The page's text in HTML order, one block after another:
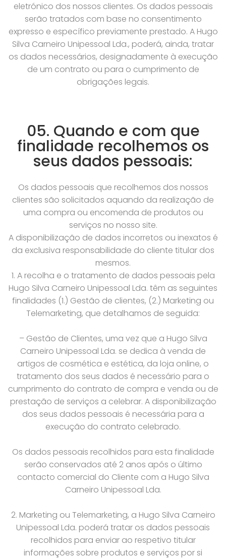
eletrónico dos nossos clientes. Os dados pessoais
serão tratados com base no consentimento
expresso e específico previamente prestado. A Hugo
Silva Carneiro Unipessoal Lda., poderá, ainda, tratar
os dados necessários, designadamente à execução
de um contrato ou para o cumprimento de
obrigações legais.
05. Quando e com que
finalidade recolhemos os
seus dados pessoais:
Os dados pessoais que recolhemos dos nossos
clientes são solicitados aquando da realização de
uma compra ou encomenda de produtos ou
serviços no nosso site.
A disponibilização de dados incorretos ou inexatos é
da exclusiva responsabilidade do cliente titular dos
mesmos.
1. A recolha e o tratamento de dados pessoais pela
Hugo Silva Carneiro Unipessoal Lda. têm as seguintes
finalidades (1.) Gestão de clientes, (2.) Marketing ou
Telemarketing, que detalhamos de seguida:
– Gestão de Clientes, uma vez que a Hugo Silva
Carneiro Unipessoal Lda. se dedica à venda de
artigos de cosmética e estética, da loja online, o
tratamento dos seus dados é necessário para o
cumprimento do contrato de compra e venda ou de
prestação de serviços a celebrar. A disponibilização
dos seus dados pessoais é necessária para a
execução do contrato celebrado.
Os dados pessoais recolhidos para esta finalidade
serão conservados até 2 anos após o último
contacto comercial do Cliente com a Hugo Silva
Carneiro Unipessoal Lda.
2. Marketing ou Telemarketing, a Hugo Silva Carneiro
Unipessoal Lda. poderá tratar os dados pessoais
recolhidos para enviar ao respetivo titular
informações sobre produtos e serviços por si